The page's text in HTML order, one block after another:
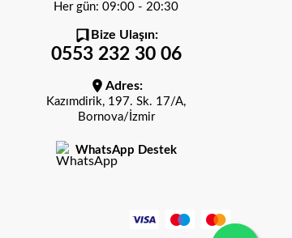
Her gün: 09:00 - 20:30
Bize Ulaşın:
0553 232 30 06
Adres:
Kazımdirik, 197. Sk. 17/A,
Bornova/İzmir
WhatsApp Destek